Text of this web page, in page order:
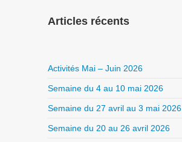
Articles récents
Activités Mai – Juin 2026
Semaine du 4 au 10 mai 2026
Semaine du 27 avril au 3 mai 2026
Semaine du 20 au 26 avril 2026